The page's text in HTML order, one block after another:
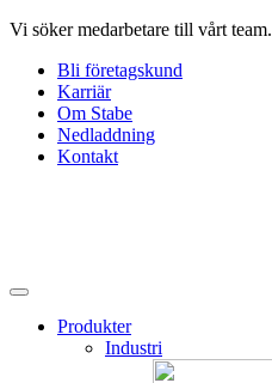
Hoppa
innehåll
Vi söker medarbetare till vårt team.
Bli företagskund
Karriär
Om Stabe
Nedladdning
Kontakt
Produkter
Industri